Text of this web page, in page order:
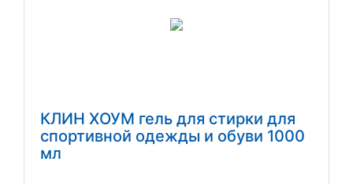
КЛИН ХОУМ гель для стирки для
спортивной одежды и обуви 1000
мл